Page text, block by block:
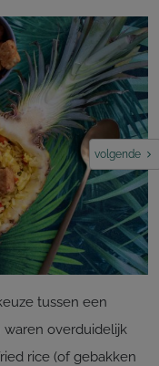
volgende
tussen een
overduidelijk
rice (of gebakken